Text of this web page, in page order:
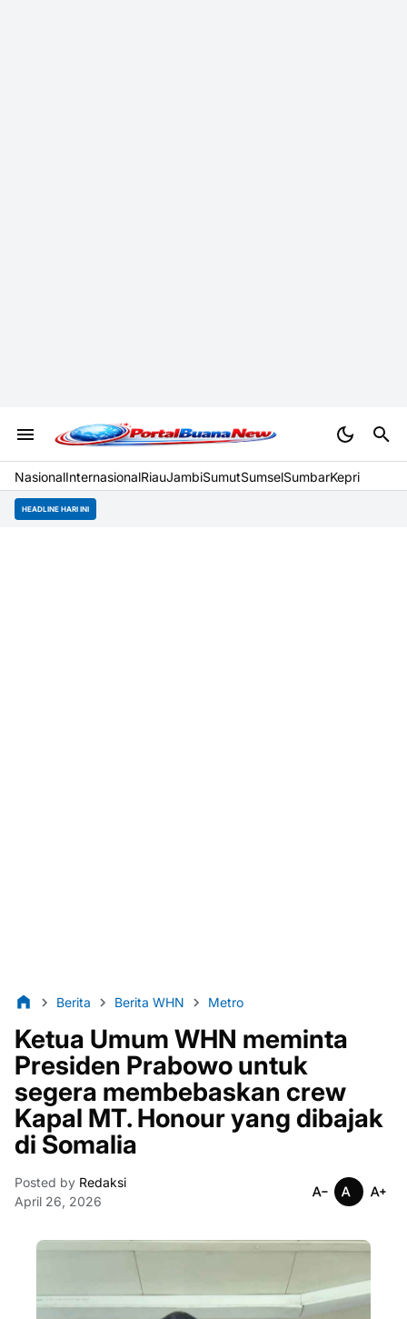
NasionalInternasionalRiauJambiSumutSumselSumbarKepri
HEADLINE HARI INI
Berita Berita WHN Metro
Ketua Umum WHN meminta
Presiden Prabowo untuk
segera membebaskan crew
Kapal MT. Honour yang dibajak
di Somalia
Posted by Redaksi
April 26, 2026